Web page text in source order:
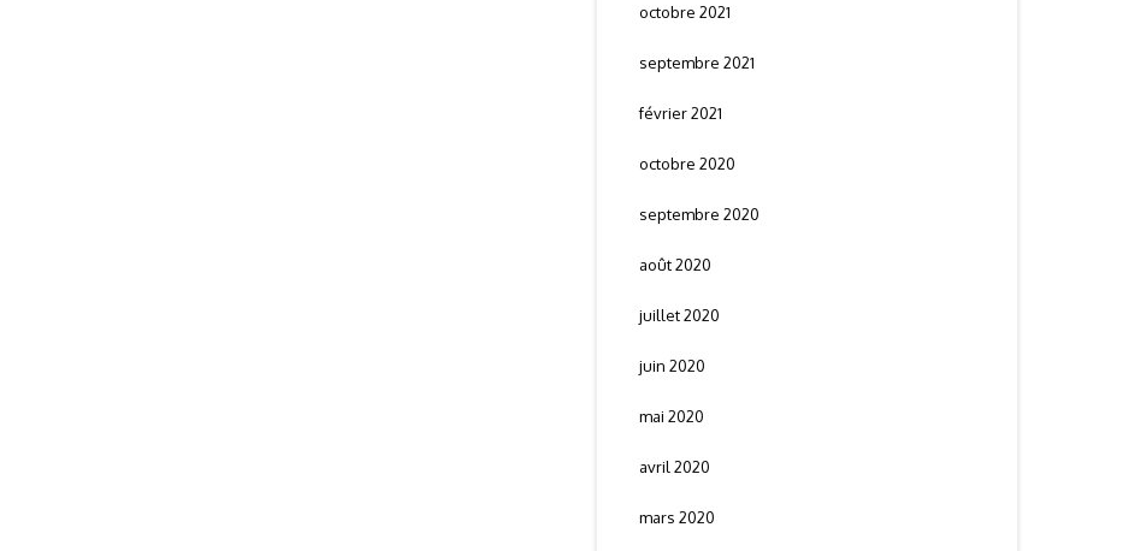
octobre 2021
septembre 2021
février 2021
octobre 2020
septembre 2020
août 2020
juillet 2020
juin 2020
mai 2020
avril 2020
mars 2020